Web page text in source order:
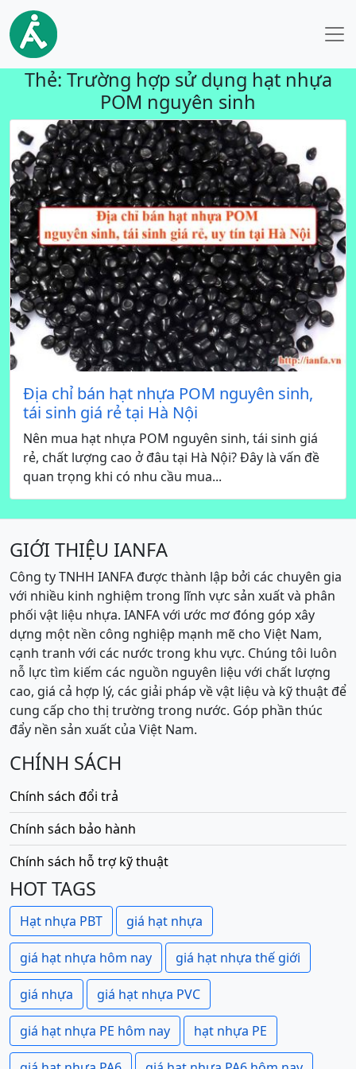
Thẻ: Trường hợp sử dụng hạt nhựa
POM nguyên sinh
Địa chỉ bán hạt nhựa POM nguyên sinh,
tái sinh giá rẻ tại Hà Nội
Nên mua hạt nhựa POM nguyên sinh, tái sinh giá
rẻ, chất lượng cao ở đâu tại Hà Nội? Đây là vấn đề
quan trọng khi có nhu cầu mua...
GIỚI THIỆU IANFA
Công ty TNHH IANFA được thành lập bởi các chuyên gia
với nhiều kinh nghiệm trong lĩnh vực sản xuất và phân
phối vật liệu nhựa. IANFA với ước mơ đóng góp xây
dựng một nền công nghiệp mạnh mẽ cho Việt Nam,
cạnh tranh với các nước trong khu vực. Chúng tôi luôn
nỗ lực tìm kiếm các nguồn nguyên liệu với chất lượng
cao, giá cả hợp lý, các giải pháp về vật liệu và kỹ thuật để
cung cấp cho thị trường trong nước. Góp phần thúc
đẩy nền sản xuất của Việt Nam.
CHÍNH SÁCH
Chính sách đổi trả
Chính sách bảo hành
Chính sách hỗ trợ kỹ thuật
HOT TAGS
Hạt nhựa PBT giá hạt nhựa
giá hạt nhựa hôm nay giá hạt nhựa thế giới
giá nhựa giá hạt nhựa PVC
giá hạt nhựa PE hôm nay hạt nhựa PE